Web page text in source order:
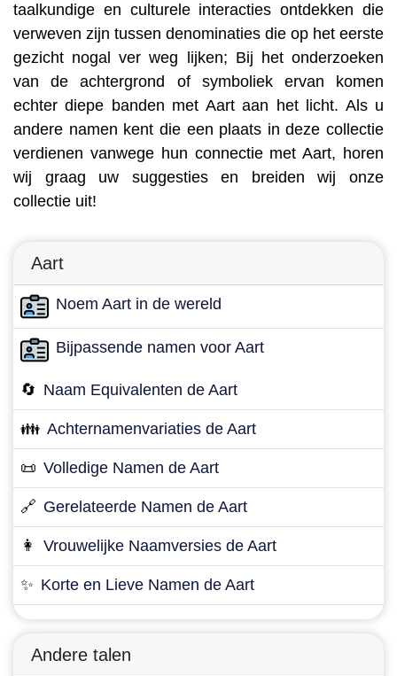
taalkundige en culturele interacties ontdekken die
verweven zijn tussen denominaties die op het eerste
gezicht nogal ver weg lijken; Bij het onderzoeken
van de achtergrond of symboliek ervan komen
echter diepe banden met Aart aan het licht. Als u
andere namen kent die een plaats in deze collectie
verdienen vanwege hun connectie met Aart, horen
wij graag uw suggesties en breiden wij onze
collectie uit!
Aart
Noem Aart in de wereld
Bijpassende namen voor Aart
🔄 Naam Equivalenten de Aart
👪 Achternamenvariaties de Aart
📜 Volledige Namen de Aart
🔗 Gerelateerde Namen de Aart
👩 Vrouwelijke Naamversies de Aart
✨ Korte en Lieve Namen de Aart
Andere talen